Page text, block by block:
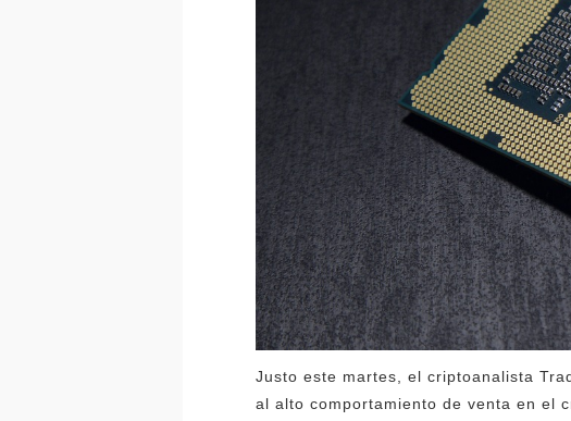
Justo este martes, el criptoanalista
al alto comportamiento de venta en el